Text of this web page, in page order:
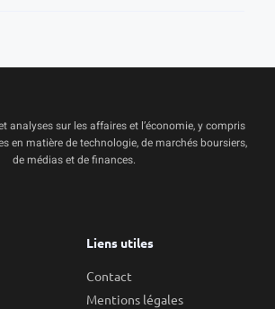
analyses sur les affaires et l’économie, y compris
en matière de technologie, de marchés boursiers,
de médias et de finances.
Liens utiles
Contact
Mentions légales